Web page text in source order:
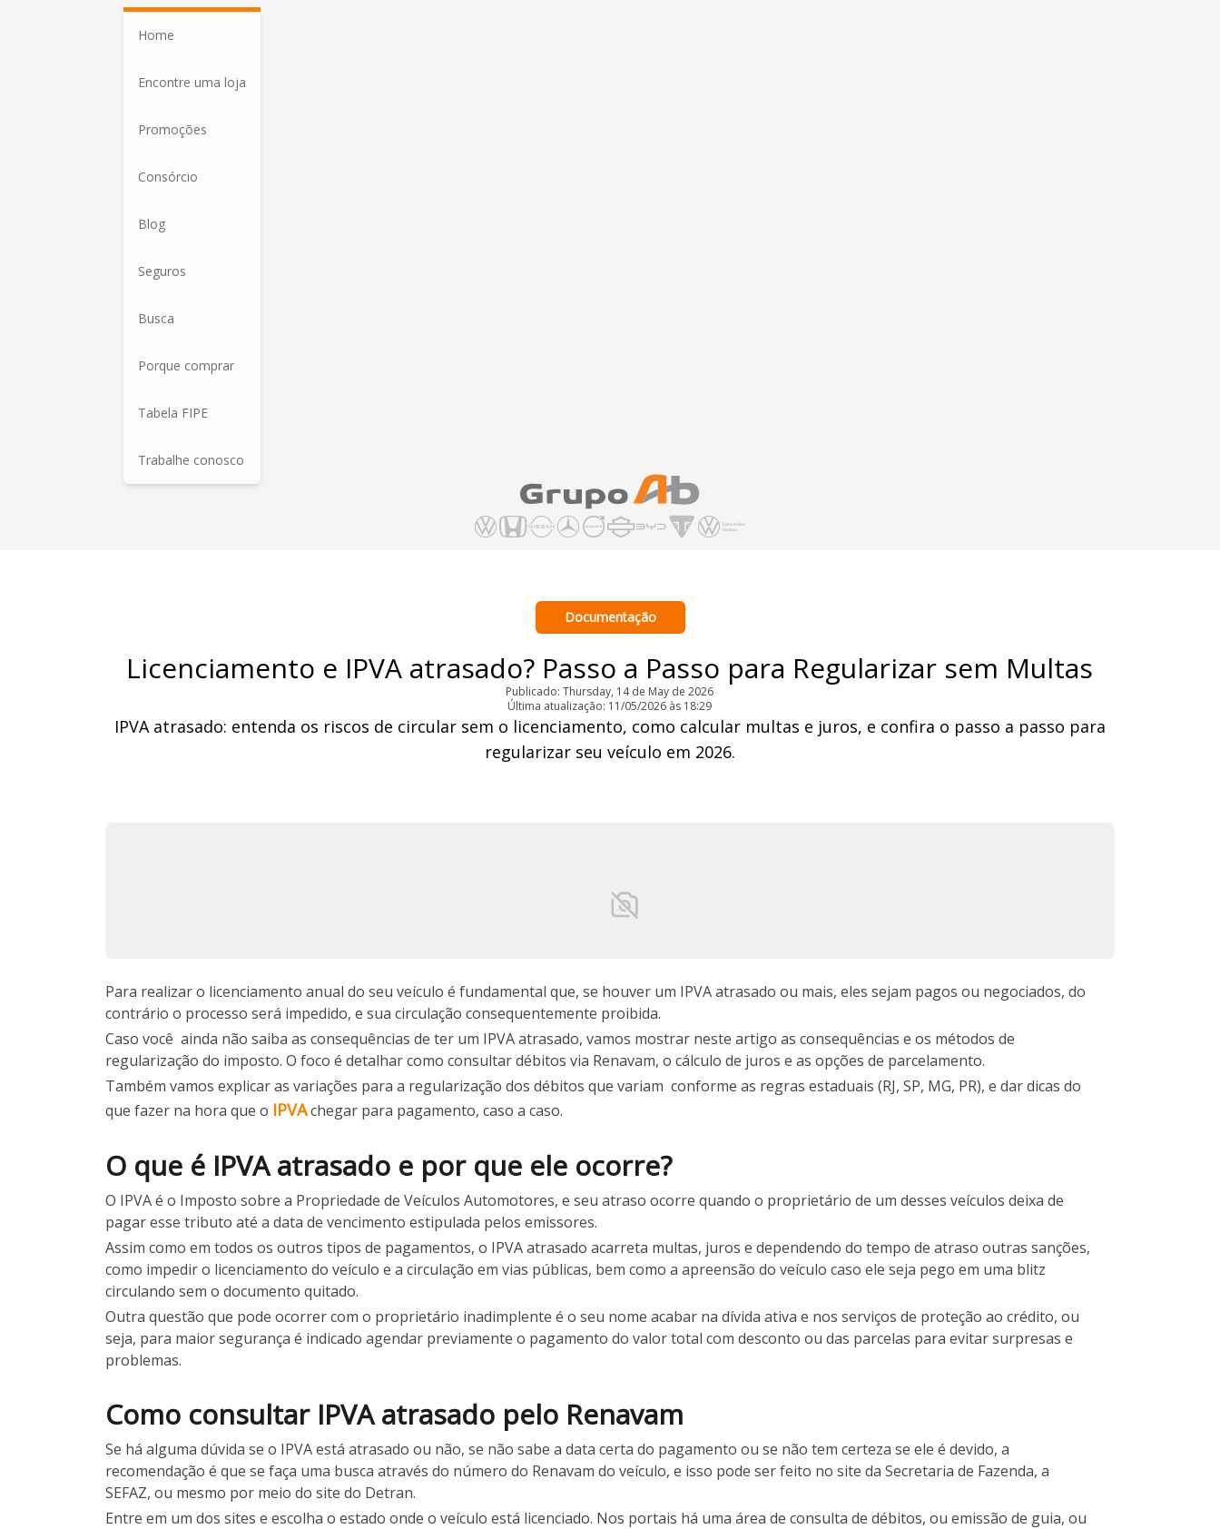
Home
Encontre uma loja
Promoções
Consórcio
Blog
Seguros
Busca
Porque comprar
Tabela FIPE
Trabalhe conosco
Documentação
Licenciamento e IPVA atrasado? Passo a Passo para Regularizar sem Multas
Publicado: Thursday, 14 de May de 2026
Última atualização: 11/05/2026 às 18:29
IPVA atrasado: entenda os riscos de circular sem o licenciamento, como calcular multas e juros, e confira o passo a passo para
regularizar seu veículo em 2026.
Para realizar o licenciamento anual do seu veículo é fundamental que, se houver um IPVA atrasado ou mais, eles sejam pagos ou negociados, do
contrário o processo será impedido, e sua circulação consequentemente proibida.
Caso você ainda não saiba as consequências de ter um IPVA atrasado, vamos mostrar neste artigo as consequências e os métodos de
regularização do imposto. O foco é detalhar como consultar débitos via Renavam, o cálculo de juros e as opções de parcelamento.
Também vamos explicar as variações para a regularização dos débitos que variam conforme as regras estaduais (RJ, SP, MG, PR), e dar dicas do
que fazer na hora que o IPVAchegar para pagamento, caso a caso.
O que é IPVA atrasado e por que ele ocorre?
O IPVA é o Imposto sobre a Propriedade de Veículos Automotores, e seu atraso ocorre quando o proprietário de um desses veículos deixa de
pagar esse tributo até a data de vencimento estipulada pelos emissores.
Assim como em todos os outros tipos de pagamentos, o IPVA atrasado acarreta multas, juros e dependendo do tempo de atraso outras sanções,
como impedir o licenciamento do veículo e a circulação em vias públicas, bem como a apreensão do veículo caso ele seja pego em uma blitz
circulando sem o documento quitado.
Outra questão que pode ocorrer com o proprietário inadimplente é o seu nome acabar na dívida ativa e nos serviços de proteção ao crédito, ou
seja, para maior segurança é indicado agendar previamente o pagamento do valor total com desconto ou das parcelas para evitar surpresas e
problemas.
Como consultar IPVA atrasado pelo Renavam
Se há alguma dúvida se o IPVA está atrasado ou não, se não sabe a data certa do pagamento ou se não tem certeza se ele é devido, a
recomendação é que se faça uma busca através do número do Renavam do veículo, e isso pode ser feito no site da Secretaria de Fazenda, a
SEFAZ, ou mesmo por meio do site do Detran.
Entre em um dos sites e escolha o estado onde o veículo está licenciado. Nos portais há uma área de consulta de débitos, ou emissão de guia, ou